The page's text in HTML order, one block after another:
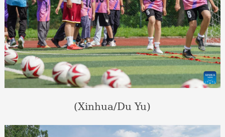
(Xinhua/Du Yu)